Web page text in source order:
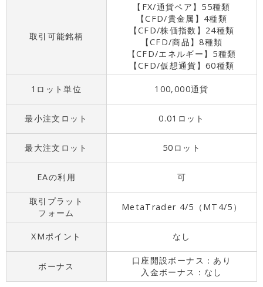
取引可能銘柄
【FX/通貨ペア】55種類
【CFD/貴金属】4種類
【CFD/株価指数】24種類
【CFD/商品】8種類
【CFD/エネルギー】5種類
【CFD/仮想通貨】60種類
1ロット単位 100,000通貨
最小注文ロット 0.01ロット
最大注文ロット 50ロット
EAの利用 可
取引プラット
フォーム
MetaTrader 4/5（MT4/5）
XMポイント なし
ボーナス
口座開設ボーナス：あり
入金ボーナス：なし